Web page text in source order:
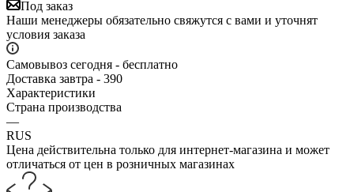
Под заказ
Наши менеджеры обязательно свяжутся с вами и уточнят
условия заказа
Самовывоз сегодня - бесплатно
Доставка завтра - 390
Характеристики
Страна производства
—
RUS
Цена действительна только для интернет-магазина и может
отличаться от цен в розничных магазинах